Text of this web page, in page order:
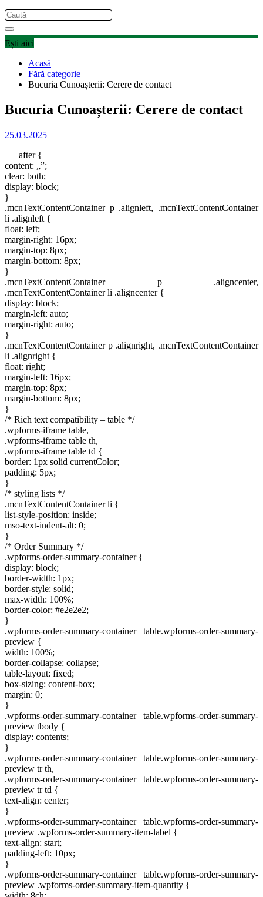
Ești aici
Acasă
Fără categorie
Bucuria Cunoașterii: Cerere de contact
Bucuria Cunoașterii: Cerere de contact
25.03.2025
after {
content: „”;
clear: both;
display: block;
}
.mcnTextContentContainer p .alignleft, .mcnTextContentContainer
li .alignleft {
float: left;
margin-right: 16px;
margin-top: 8px;
margin-bottom: 8px;
}
.mcnTextContentContainer p .aligncenter,
.mcnTextContentContainer li .aligncenter {
display: block;
margin-left: auto;
margin-right: auto;
}
.mcnTextContentContainer p .alignright, .mcnTextContentContainer
li .alignright {
float: right;
margin-left: 16px;
margin-top: 8px;
margin-bottom: 8px;
}
/* Rich text compatibility – table */
.wpforms-iframe table,
.wpforms-iframe table th,
.wpforms-iframe table td {
border: 1px solid currentColor;
padding: 5px;
}
/* styling lists */
.mcnTextContentContainer li {
list-style-position: inside;
mso-text-indent-alt: 0;
}
/* Order Summary */
.wpforms-order-summary-container {
display: block;
border-width: 1px;
border-style: solid;
max-width: 100%;
border-color: #e2e2e2;
}
.wpforms-order-summary-container table.wpforms-order-summary-
preview {
width: 100%;
border-collapse: collapse;
table-layout: fixed;
box-sizing: content-box;
margin: 0;
}
.wpforms-order-summary-container table.wpforms-order-summary-
preview tbody {
display: contents;
}
.wpforms-order-summary-container table.wpforms-order-summary-
preview tr th,
.wpforms-order-summary-container table.wpforms-order-summary-
preview tr td {
text-align: center;
}
.wpforms-order-summary-container table.wpforms-order-summary-
preview .wpforms-order-summary-item-label {
text-align: start;
padding-left: 10px;
}
.wpforms-order-summary-container table.wpforms-order-summary-
preview .wpforms-order-summary-item-quantity {